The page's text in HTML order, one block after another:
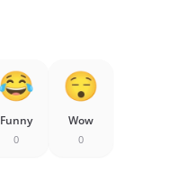
Funny
0
Wow
0